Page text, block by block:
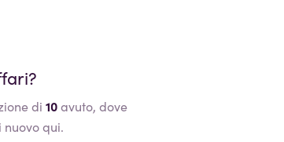
di10avuto, dove
qui.